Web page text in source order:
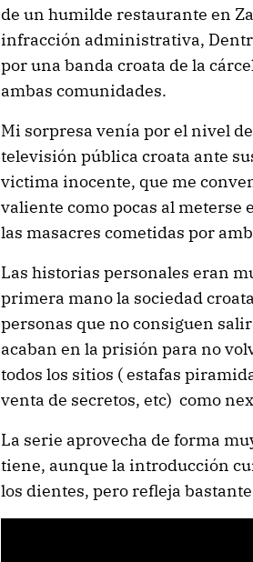
de un humilde restaurante en
infracción administrativa,
por una banda croata de la
ambas comunidades.
Mi sorpresa venía por el nivel
televisión pública croata ante
victima inocente, que me
valiente como pocas al meterse
las masacres cometidas por
Las historias personales eran
primera mano la sociedad
personas que no consiguen
acaban en la prisión para no
todos los sitios ( estafas
venta de secretos, etc) como
La serie aprovecha de forma
tiene, aunque la introducción
los dientes, pero refleja